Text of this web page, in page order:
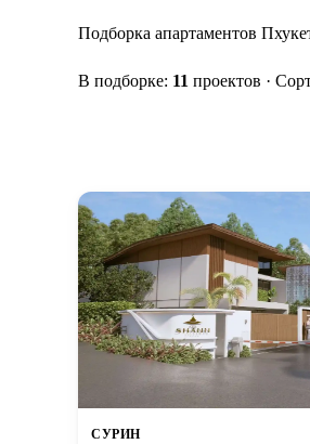
Подборка апартаментов
В подборке: 11 проектов ·
СУРИН